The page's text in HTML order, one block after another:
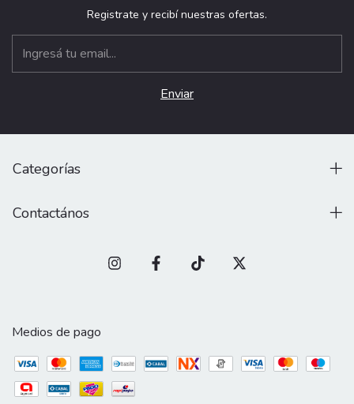
Registrate y recibí nuestras ofertas.
Categorías
Contactános
Medios de pago